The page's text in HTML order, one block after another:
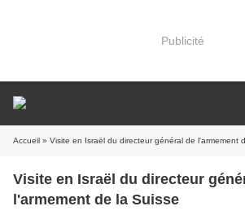
Publicité
Accueil » Visite en Israël du directeur général de l'armement
Visite en Israël du directeur
l'armement de la Suisse